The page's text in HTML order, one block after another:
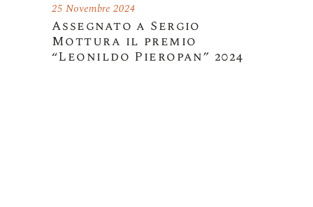
Assegnato a Sergio
Mottura il premio
“Leonildo Pieropan” 2024
25 Novembre 2024